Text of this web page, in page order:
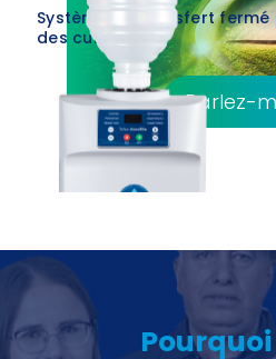
Système de transfert
des cultures
Parlez-